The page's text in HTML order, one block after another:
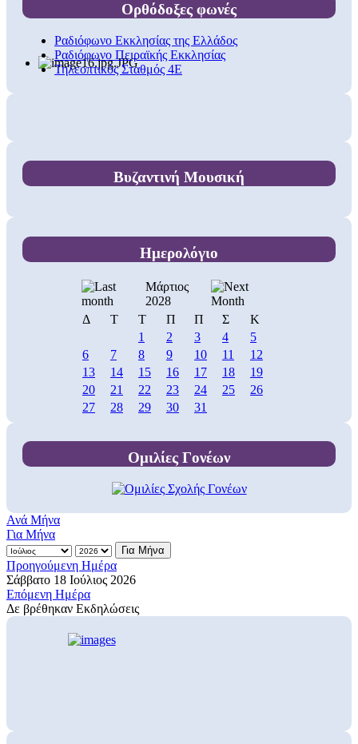
Ορθόδοξες φωνές
Ραδιόφωνο Εκκλησίας της Ελλάδος
Ραδιόφωνο Πειραϊκής Εκκλησίας
Τηλεοπτικός Σταθμός 4Ε
Βυζαντινή Μουσική
Ημερολόγιο
Μάρτιος
2028
Δ
Τ Τ Π Π Σ
Κ
1
2 3 4
5
6
7 8 9 10 11
12
13
14 15 16 17 18
19
20
21 22 23 24 25
26
27
28 29 30 31
Ομιλίες Γονέων
Ανά Μήνα
Για Μήνα
Για Μήνα
Προηγούμενη Ημέρα
Σάββατο 18 Ιούλιος 2026
Επόμενη Ημέρα
Δε βρέθηκαν Εκδηλώσεις